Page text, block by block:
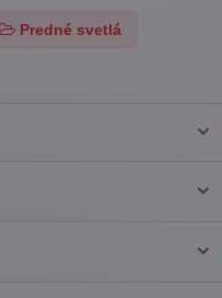
Predné svetlá